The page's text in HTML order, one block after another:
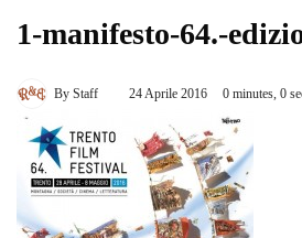
1-manifesto-64.-
By Staff 24 Aprile 2016 0 minutes, 0